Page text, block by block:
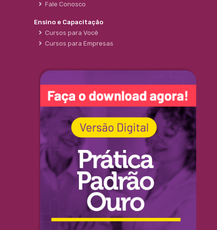
Fale Conosco
Ensino e Capacitação
Cursos para Você
Cursos para Empresas